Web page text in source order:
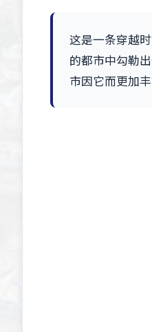
这是一条穿越
的都市中勾勒
市因它而更加